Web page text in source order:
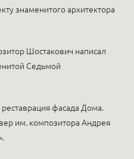
знаменитого архитектора
Шостакович написал
Седьмой
фасада Дома.
им. композитора Андрея